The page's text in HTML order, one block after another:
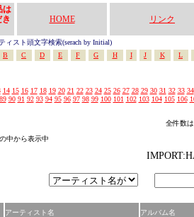
は
HOME リンク
ィスト頭文字検索(serach by Initial)
B C D E F G H I J K L
14 15 16 17 18 19 20 21 22 23 24 25 26 27 28 29 30 31 32 33 34
89 90 91 92 93 94 95 96 97 98 99 100 101 102 103 104 105 106
全件数は
中から表示中
アーティスト名 アルバム名